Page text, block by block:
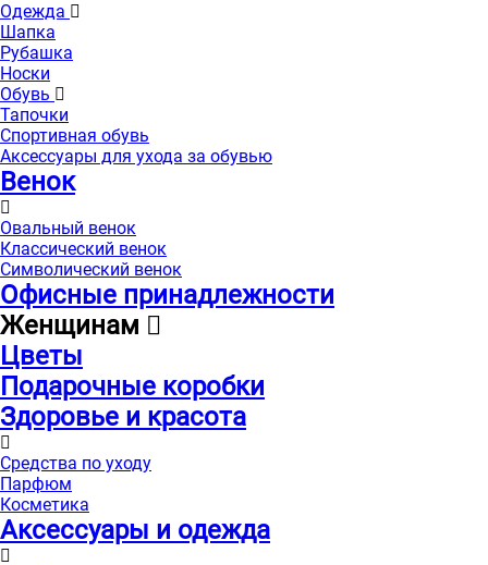
Одежда
Шапка
Рубашка
Носки
Обувь
Тапочки
Спортивная обувь
Аксессуары для ухода за обувью
Венок
Овальный венок
Классический венок
Символический венок
Офисные принадлежности
Женщинам
Цветы
Подарочные коробки
Здоровье и красота
Средства по уходу
Парфюм
Косметика
Аксессуары и одежда